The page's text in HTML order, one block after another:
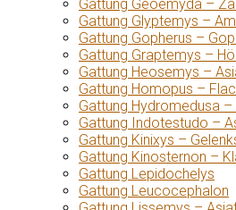
Gattung Geoemyda –
Gattung Glyptemys –
Gattung Gopherus –
Gattung Graptemys –
Gattung Heosemys –
Gattung Homopus –
Gattung Hydromedusa
Gattung Indotestudo –
Gattung Kinixys –
Gattung Kinosternon –
Gattung Lepidochelys
Gattung Leucocephalon